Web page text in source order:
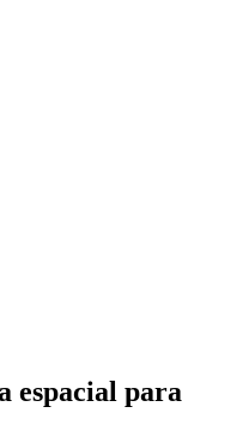
espacial para